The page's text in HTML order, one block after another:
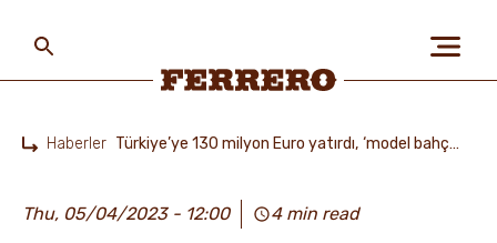
main
content
Haberler Türkiye’ye 130 milyon Euro yatırdı, ‘model bahçe’de fındık üretimi 500 kiloya çıktı
Thu, 05/04/2023 - 12:00 4 min read